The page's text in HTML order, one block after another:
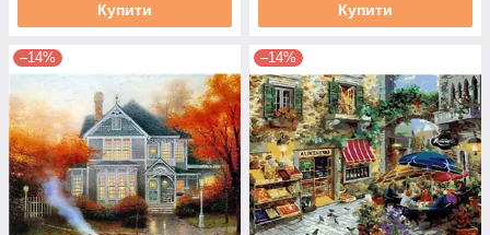
Купити Купити
–14% –14%